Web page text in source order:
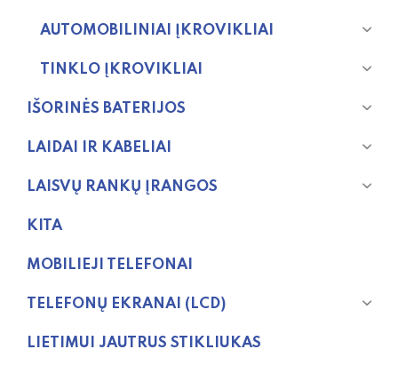
AUTOMOBILINIAI ĮKROVIKLIAI
TINKLO ĮKROVIKLIAI
IŠORINĖS BATERIJOS
LAIDAI IR KABELIAI
LAISVŲ RANKŲ ĮRANGOS
KITA
MOBILIEJI TELEFONAI
TELEFONŲ EKRANAI (LCD)
LIETIMUI JAUTRUS STIKLIUKAS